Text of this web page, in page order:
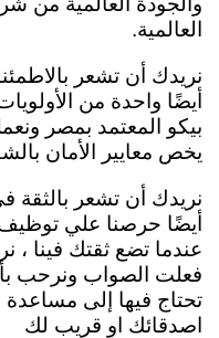
العالمية.
نريدك أن تشعر
أيضًا واحدة من
بيكو المعتمد بمصر
يخص معايير الأمان
نريدك أن تشعر بالثقة
أيضًا حرصنا علي توظيف
عندما تضع ثقتك فينا ،
فعلت الصواب ونرحب
تحتاج فيها إلى مساعدة
اصدقائك او قريب لك